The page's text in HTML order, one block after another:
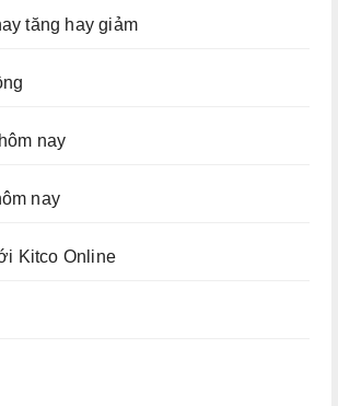
tăng hay giảm
nay
nay
Kitco Online